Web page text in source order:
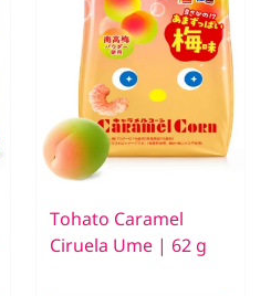
Tohato Caramel
Ciruela Ume | 62 g